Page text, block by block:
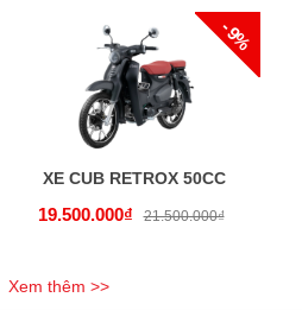
- 9%
XE CUB RETROX 50CC
19.500.000₫ 21.500.000₫
Xem thêm >>